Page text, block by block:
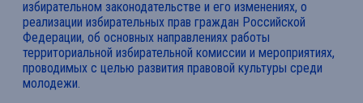
избирательном законодательстве и его изменениях, о
реализации избирательных прав граждан Российской
Федерации, об основных направлениях работы
территориальной избирательной комиссии и мероприятиях,
проводимых с целью развития правовой культуры среди
молодежи.